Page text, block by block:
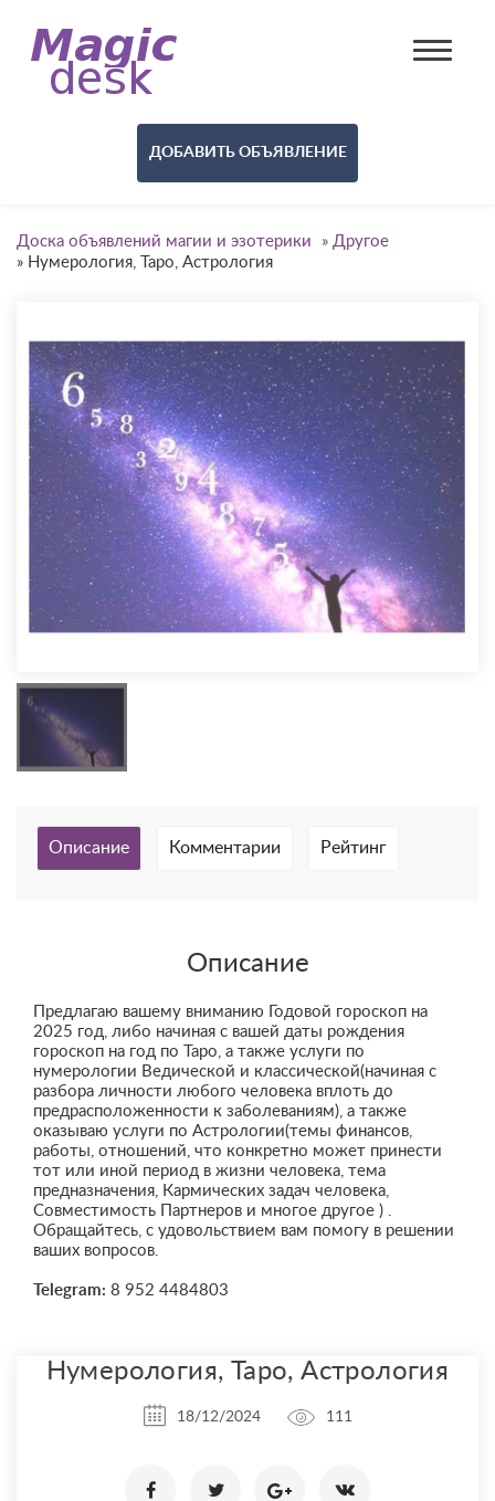
ДОБАВИТЬ ОБЪЯВЛЕНИЕ
Доска объявлений магии и эзотерики » Другое
» Нумерология, Таро, Астрология
Описание Комментарии Рейтинг
Описание
Предлагаю вашему вниманию Годовой гороскоп на
2025 год, либо начиная с вашей даты рождения
гороскоп на год по Таро, а также услуги по
нумерологии Ведической и классической(начиная с
разбора личности любого человека вплоть до
предрасположенности к заболеваниям), а также
оказываю услуги по Астрологии(темы финансов,
работы, отношений, что конкретно может принести
тот или иной период в жизни человека, тема
предназначения, Кармических задач человека,
Совместимость Партнеров и многое другое ) .
Обращайтесь, с удовольствием вам помогу в решении
ваших вопросов.
Telegram: 8 952 4484803
Нумерология, Таро, Астрология
18/12/2024 111